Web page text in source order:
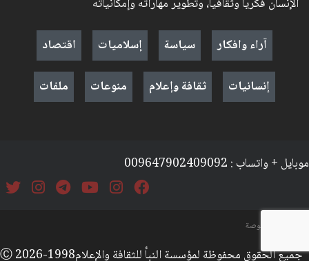
الإنسان فكريا وثقافيا، وتطوير مهاراته وإمكانياته
آراء وافكار
سياسة إسلاميات
اقتصاد
إنسانيات
ثقافة وإعلام منوعات ملفات
موبايل + واتساب : 009647902409092
السياسة والخصوصة
جميع الحقوق محفوظة لمؤسسة النبأ للثقافة والإعلامⒸ 2026-1998